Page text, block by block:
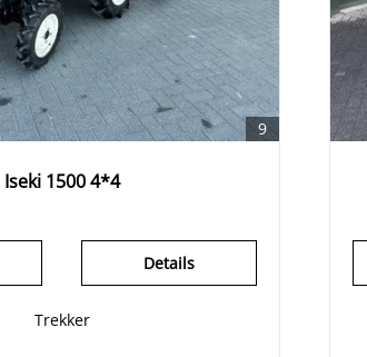
9
Iseki 1500 4*4
Details
Trekker